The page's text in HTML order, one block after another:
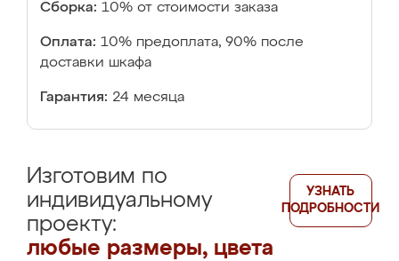
Сборка: 10% от стоимости заказа
Оплата: 10% предоплата, 90% после
доставки шкафа
Гарантия: 24 месяца
Изготовим по
индивидуальному
проекту:
любые размеры, цвета
УЗНАТЬ
ПОДРОБНОСТИ